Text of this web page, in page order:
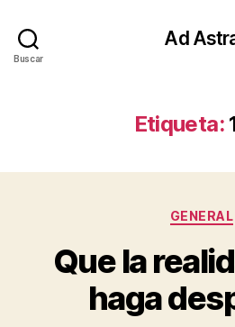
Buscar
Ad
Etiqueta:
GENERAL
Que la
haga